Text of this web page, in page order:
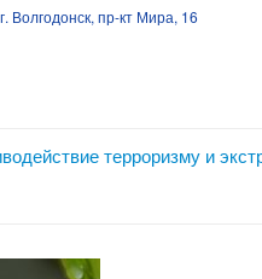
Волгодонск, пр-кт Мира, 16
терроризму и